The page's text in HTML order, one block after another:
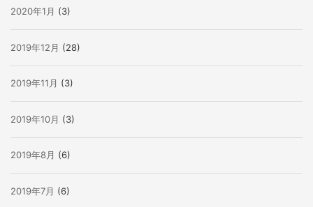
2020年1月 (3)
2019年12月 (28)
2019年11月 (3)
2019年10月 (3)
2019年8月 (6)
2019年7月 (6)